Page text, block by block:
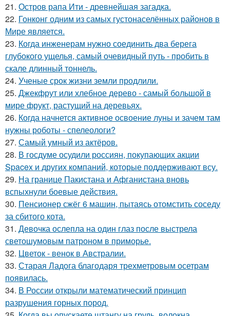
21. Остров рапа Ити - древнейшая загадка.
22. Гонконг одним из самых густонаселённых районов в
Мире является.
23. Когда инженерам нужно соединить два берега
глубокого ущелья, самый очевидный путь - пробить в
скале длинный тоннель.
24. Ученые срок жизни земли продлили.
25. Джекфрут или хлебное дерево - самый большой в
мире фрукт, растущий на деревьях.
26. Когда начнется активное освоение луны и зачем там
нужны роботы - спелеологи?
27. Самый умный из актёров.
28. В госдуме осудили россиян, покупающих акции
Spacex и других компаний, которые поддерживают всу.
29. На границе Пакистана и Афганистана вновь
вспыхнули боевые действия.
30. Пенсионер сжёг 6 машин, пытаясь отомстить соседу
за сбитого кота.
31. Девочка ослепла на один глаз после выстрела
светошумовым патроном в приморье.
32. Цветок - венок в Австралии.
33. Старая Ладога благодаря трехметровым осетрам
появилась.
34. В России открыли математический принцип
разрушения горных пород.